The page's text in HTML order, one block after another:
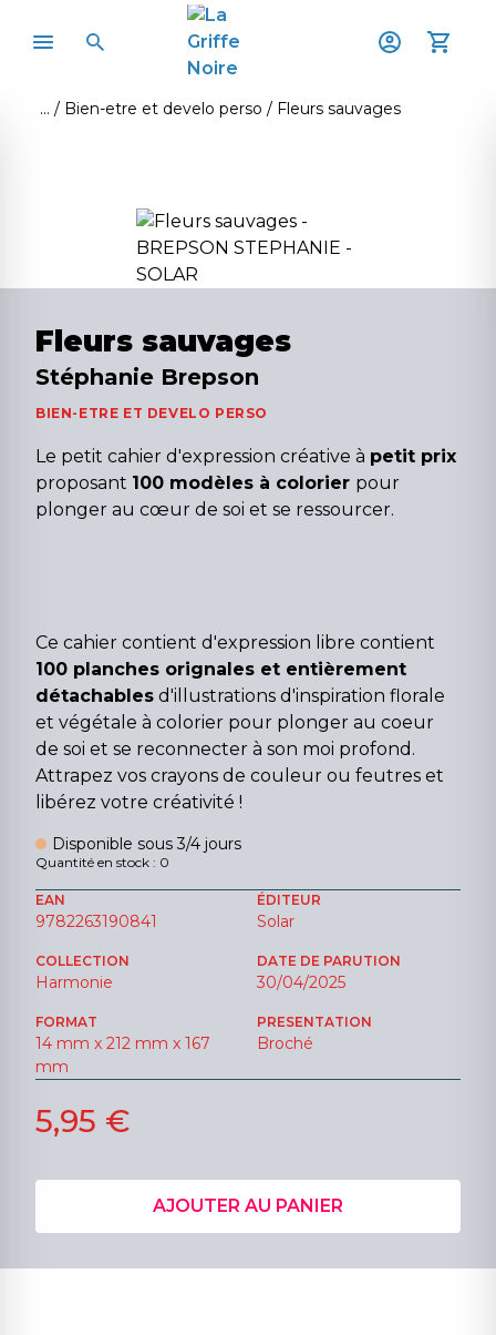
Bien-etre et develo perso Fleurs sauvages
Fleurs sauvages
Stéphanie Brepson
BIEN-ETRE ET DEVELO PERSO
Le petit cahier d'expression créative à petit prix
proposant 100 modèles à colorier pour
plonger au cœur de soi et se ressourcer.
Ce cahier contient d'expression libre contient
100 planches orignales et entièrement
détachables d'illustrations d'inspiration florale
et végétale à colorier pour plonger au coeur
de soi et se reconnecter à son moi profond.
Attrapez vos crayons de couleur ou feutres et
libérez votre créativité !
Disponible sous 3/4 jours
Quantité en stock : 0
EAN
9782263190841
ÉDITEUR
Solar
COLLECTION
Harmonie
DATE DE PARUTION
30/04/2025
FORMAT
14 mm x 212 mm x 167
mm
PRESENTATION
Broché
5,95 €
AJOUTER AU PANIER